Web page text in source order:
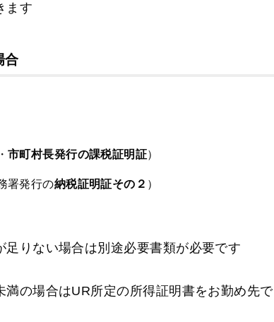
ます
合
・市町村長発行の課税証明証）
署発行の納税証明証その２ ）
りない場合は別途必要書類が必要です
の場合はUR所定の所得証明書をお勤め先で